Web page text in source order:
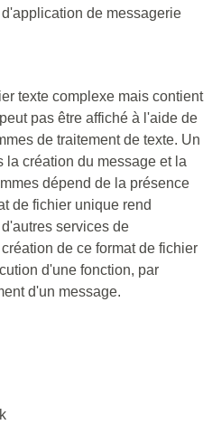
de messagerie
texte complexe mais contient
pas être affiché à l'aide de
de traitement de texte. Un
la création du message et la
dépend de la présence
de fichier unique rend
services de
de ce format de fichier
d'une fonction, par
d'un message.